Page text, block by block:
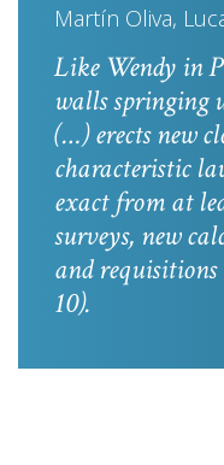
Martín Oliva,
Like Wendy in
walls springing
(…) erects new
characteristic
exact from at
surveys, new
and requisitions
10).